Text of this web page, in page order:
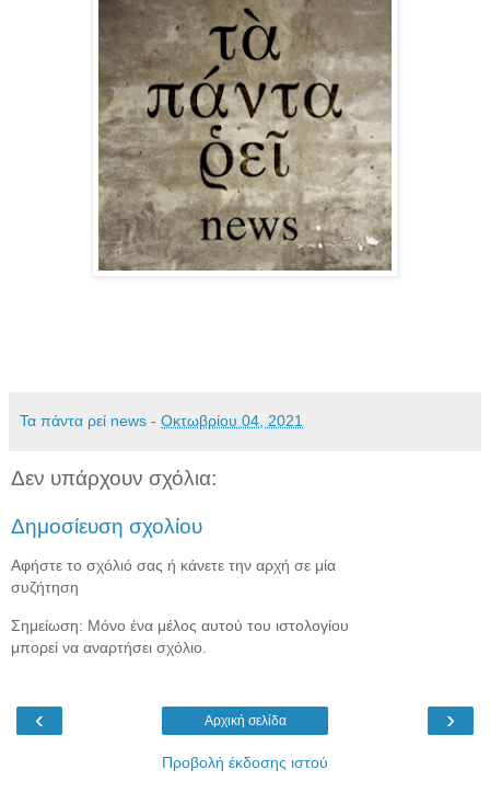
Τα πάντα ρεί news - Οκτωβρίου 04, 2021
Δεν υπάρχουν σχόλια:
Δημοσίευση σχολίου
Αφήστε το σχόλιό σας ή κάνετε την αρχή σε μία
συζήτηση
Σημείωση: Μόνο ένα μέλος αυτού του ιστολογίου
μπορεί να αναρτήσει σχόλιο.
‹ ›
Αρχική σελίδα
Προβολή έκδοσης ιστού